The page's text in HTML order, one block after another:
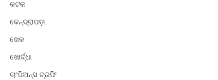
କଟକ
କେନ୍ଦ୍ରାପଡ଼ା
ଖେଳ
ଖୋର୍ଦ୍ଧା
ଚାଂପିଅନ୍ସ ଟ୍ରଫି